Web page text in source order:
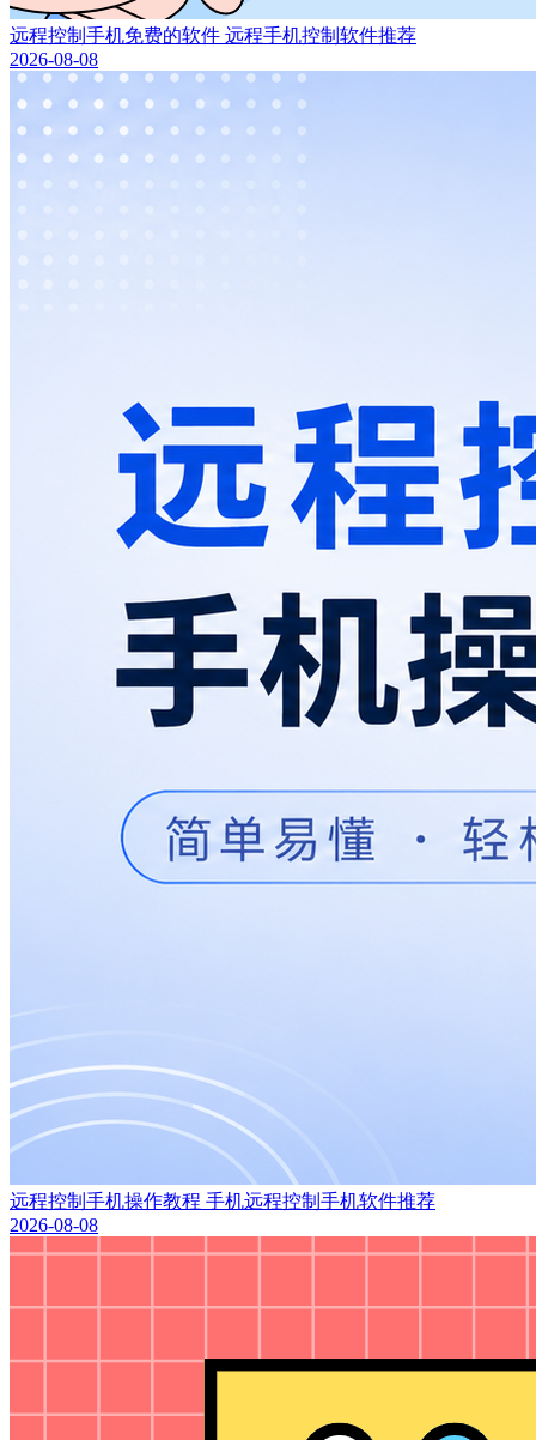
远程控制手机免费的软件 远程手机控制软件推荐
2026-08-08
远程控制手机操作教程 手机远程控制手机软件推荐
2026-08-08